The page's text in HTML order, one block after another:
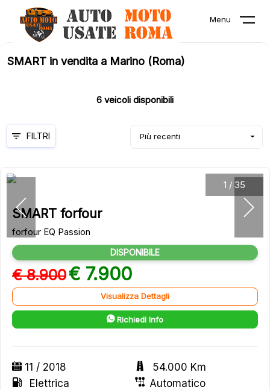
Menu
SMART in vendita a Marino (Roma)
6 veicoli disponibili
Più recenti
FILTRI
1 / 35
SMART forfour
forfour EQ Passion
DISPONIBILE
€ 8.900€ 7.900
Visualizza Dettagli
Richiedi Info
11 / 2018
54.000 Km
Elettrica
Automatico